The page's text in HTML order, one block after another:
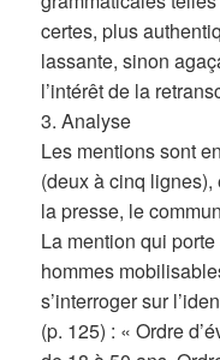
certes, plus
lassante, sinon
l’intérêt de la
3. Analyse
Les mentions sont
(deux à cinq
la presse, le
La mention qui
hommes
s’interroger sur
(p. 125) : « Ordre